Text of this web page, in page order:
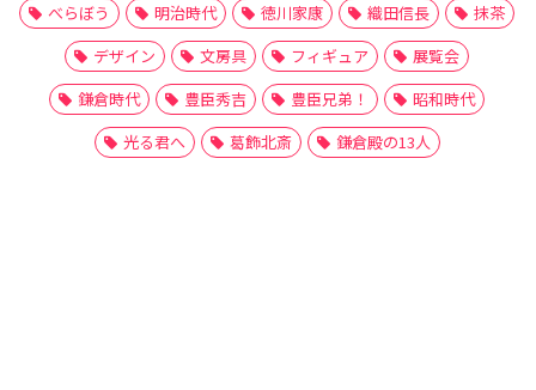
べらぼう
明治時代 徳川家康 織田信長
抹茶
デザイン
文房具 フィギュア
展覧会
鎌倉時代
豊臣秀吉 豊臣兄弟！
昭和時代
光る君へ
葛飾北斎 鎌倉殿の13人